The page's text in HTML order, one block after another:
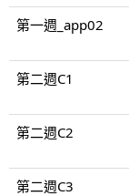
第一週_app02
第二週C1
第二週C2
第二週C3